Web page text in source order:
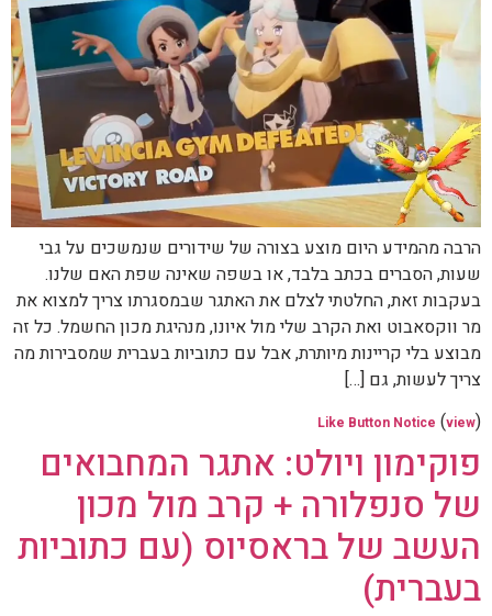
הרבה מהמידע היום מוצע בצורה של שידורים שנמשכים על גבי
שעות, הסברים בכתב בלבד, או בשפה שאינה שפת האם שלנו.
בעקבות זאת, החלטתי לצלם את האתגר שבמסגרתו צריך למצוא את
מר ווקסאבוט ואת הקרב שלי מול איונו, מנהיגת מכון החשמל. כל זה
מבוצע בלי קריינות מיותרת, אבל עם כתוביות בעברית שמסבירות מה
צריך לעשות, גם […]
Like Button Notice (view)
פוקימון ויולט: אתגר המחבואים
של סנפלורה + קרב מול מכון
העשב של בראסיוס (עם כתוביות
בעברית)